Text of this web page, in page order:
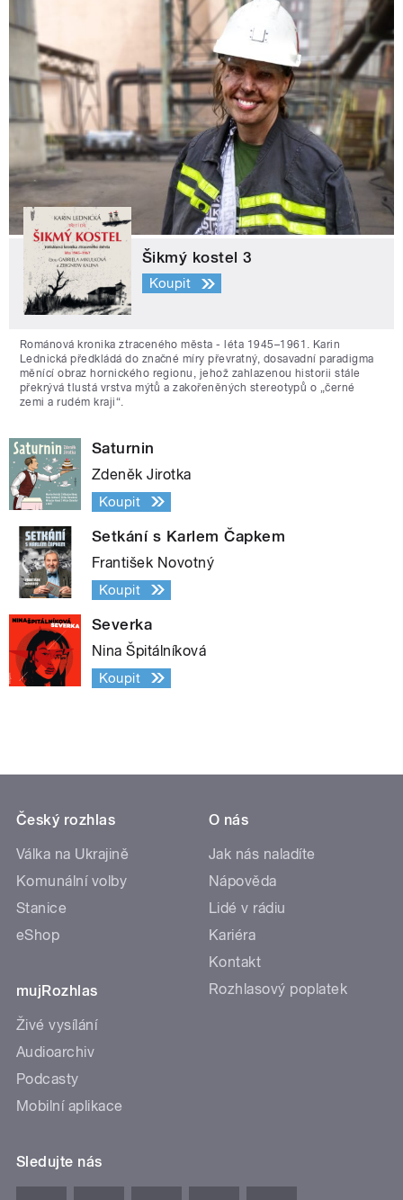
Šikmý kostel 3
Koupit
Románová kronika ztraceného města - léta 1945–1961. Karin
Lednická předkládá do značné míry převratný, dosavadní paradigma
měnící obraz hornického regionu, jehož zahlazenou historii stále
překrývá tlustá vrstva mýtů a zakořeněných stereotypů o „černé
zemi a rudém kraji“.
Saturnin
Zdeněk Jirotka
Koupit
Setkání s Karlem Čapkem
František Novotný
Koupit
Severka
Nina Špitálníková
Koupit
Český rozhlas
Válka na Ukrajině
Komunální volby
Stanice
eShop
mujRozhlas
Živé vysílání
Audioarchiv
Podcasty
Mobilní aplikace
O nás
Jak nás naladíte
Nápověda
Lidé v rádiu
Kariéra
Kontakt
Rozhlasový poplatek
Sledujte nás